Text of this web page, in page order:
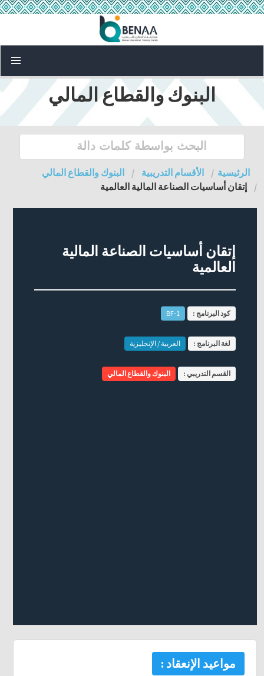
البنوك والقطاع المالي
الرئيسية الأقسام التدريبية
البنوك والقطاع المالي
إتقان أساسيات الصناعة المالية العالمية
إتقان أساسيات الصناعة المالية
العالمية
كود البرنامج : BF-1
لغة البرنامج : العربية / الإنجليزية
القسم التدريبي : البنوك والقطاع المالي
مواعيد الإنعقاد :